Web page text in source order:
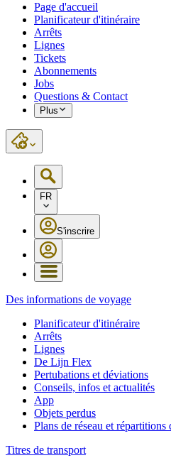
Page d'accueil
Planificateur d'itinéraire
Arrêts
Lignes
Tickets
Abonnements
Jobs
Questions & Contact
Plus
FR
S'inscrire
Des informations de voyage
Planificateur d'itinéraire
Arrêts
Lignes
De Lijn Flex
Pertubations et déviations
Conseils, infos et actualités
App
Objets perdus
Plans de réseau et répartitions
Titres de transport